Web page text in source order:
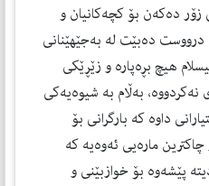
زۆر دەكەن بۆ كچەكانیان و
دەبێت لە بەجێهێنانی
هیچ بڕەپارە و زێڕێكی
نەكردووە، بەڵام بە شیوەیەكی
داوە كە بارگرانی بۆ
مارەیی ئەوەیە كە
پێشەوە بۆ خوازبێنی و